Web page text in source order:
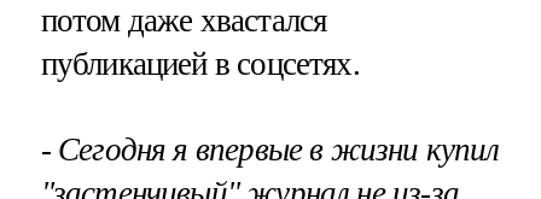
потом даже хвастался
публикацией в соцсетях.
- Сегодня я впервые в жизни купил